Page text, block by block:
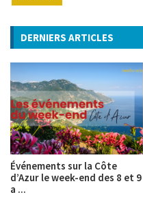
DERNIERS ARTICLES
Événements sur la Côte
d’Azur le week-end des 8 et 9
a ...